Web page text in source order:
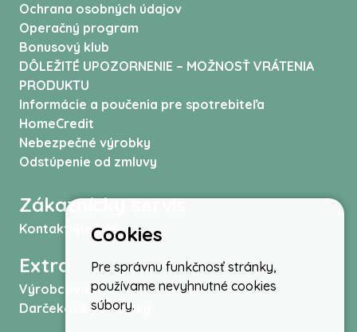
Ochrana osobných údajov
Operačný program
Bonusový klub
DÔLEŽITÉ UPOZORNENIE – MOŽNOSŤ VRÁTENIA
PRODUKTU
Informácie a poučenia pre spotrebiteľa
HomeCredit
Nebezpečné výrobky
Odstúpenie od zmluvy
Zákaznícky servis
Kontaktujte nás
Extra
Výrobcovia
Darčekové poukážky
Cookies
Pre správnu funkčnosť stránky,
používame nevyhnutné cookies
súbory.